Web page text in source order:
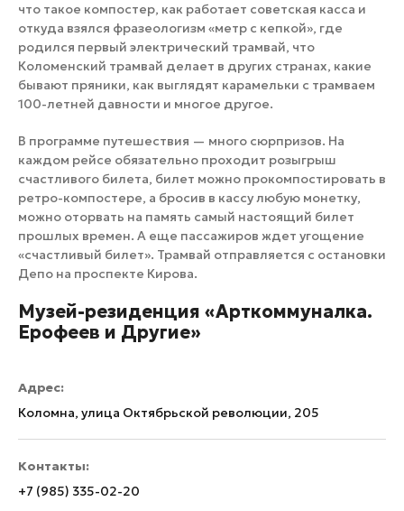
что такое компостер, как работает советская касса и
откуда взялся фразеологизм «метр с кепкой», где
родился первый электрический трамвай, что
Коломенский трамвай делает в других странах, какие
бывают пряники, как выглядят карамельки с трамваем
100-летней давности и многое другое.
В программе путешествия — много сюрпризов. На
каждом рейсе обязательно проходит розыгрыш
счастливого билета, билет можно прокомпостировать в
ретро-компостере, а бросив в кассу любую монетку,
можно оторвать на память самый настоящий билет
прошлых времен. А еще пассажиров ждет угощение
«счастливый билет». Трамвай отправляется с остановки
Депо на проспекте Кирова.
Музей-резиденция «Арткоммуналка.
Ерофеев и Другие»
Адрес:
Коломна, улица Октябрьской революции, 205
Контакты:
+7 (985) 335-02-20